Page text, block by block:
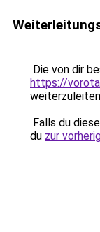
Die von dir
https://
Falls du
du zur